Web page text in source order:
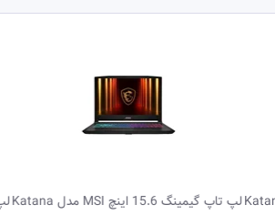
لپ تاپ گیمینگ 15.6 اینچ MSI مدل Katana
لپ تاپ گیمینگ 15.6 اینچ MSI مدل Katana